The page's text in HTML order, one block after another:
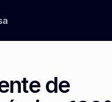
de